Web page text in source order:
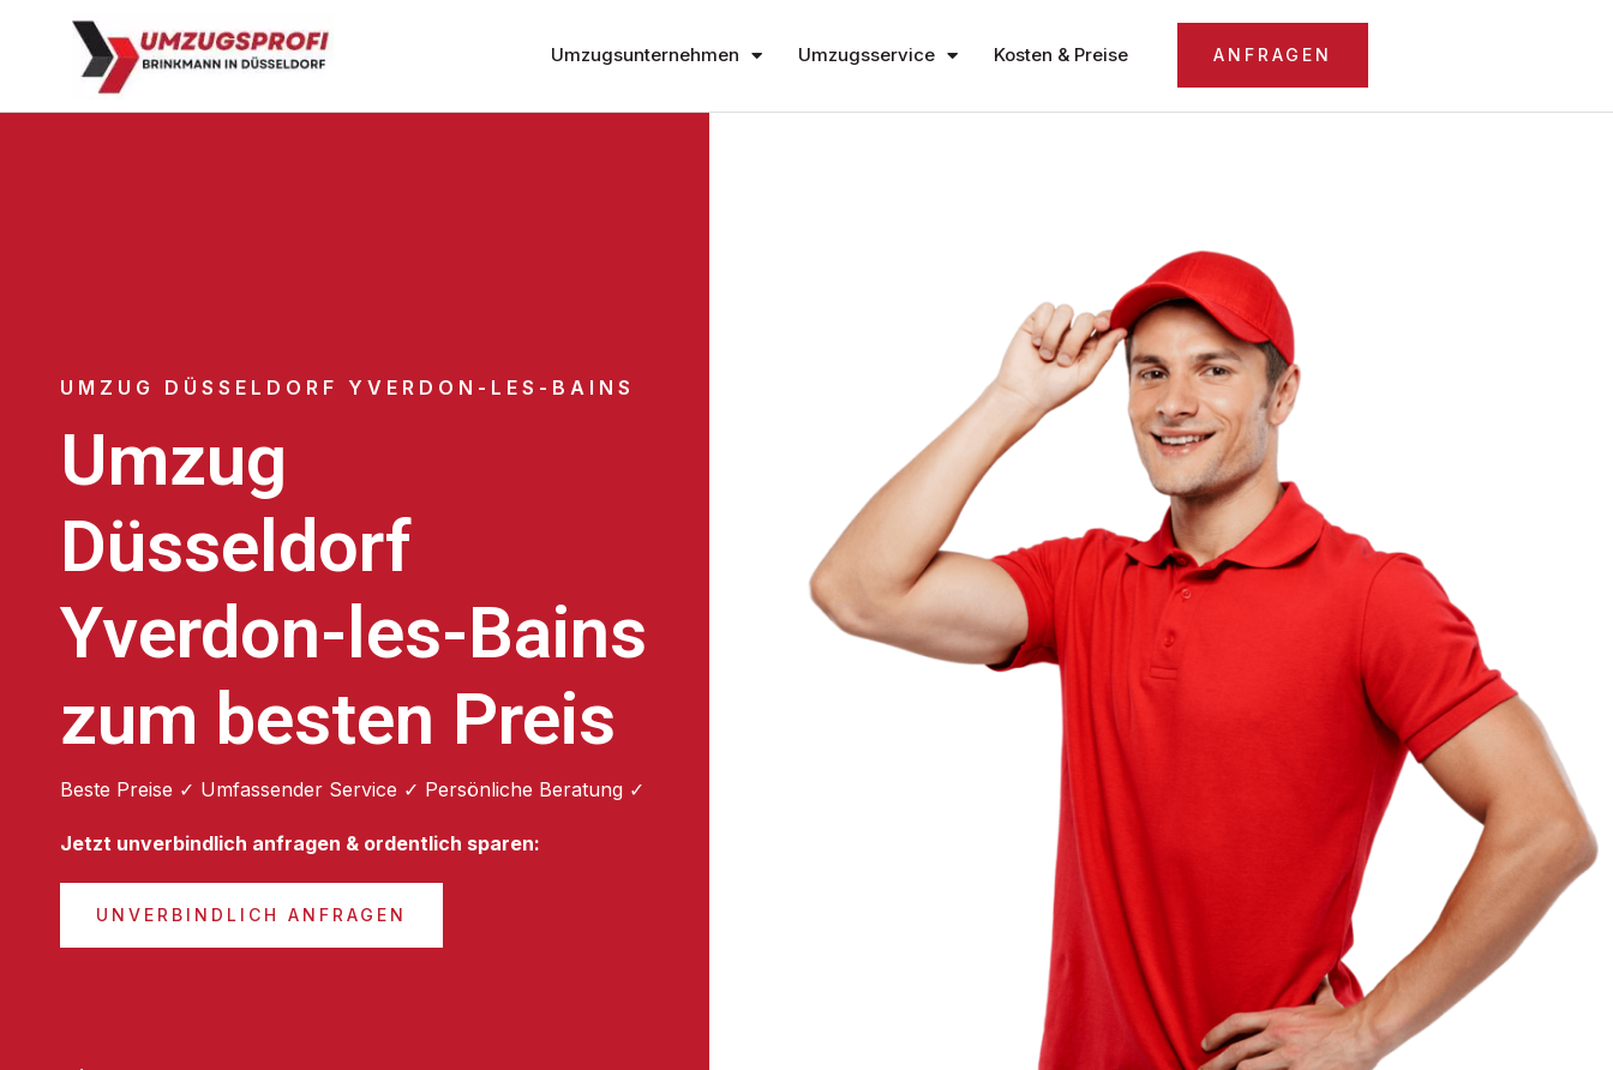
Umzugsunternehmen Umzugsservice Kosten & Preise ANFRAGEN
UMZUG DÜSSELDORF YVERDON-LES-BAINS
Umzug
Düsseldorf
Yverdon-les-Bains
zum besten Preis
Beste Preise ✓ Umfassender Service ✓ Persönliche Beratung ✓
Jetzt unverbindlich anfragen & ordentlich sparen:
UNVERBINDLICH ANFRAGEN